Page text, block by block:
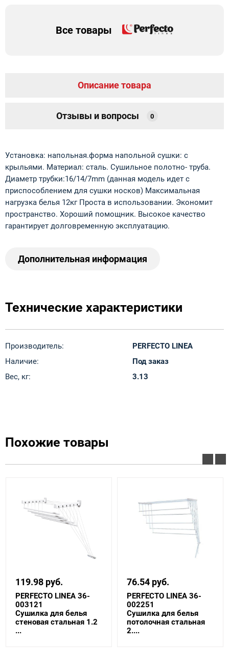
Все товары
Описание товара
Отзывы и вопросы 0
Установка: напольная.форма напольной сушки: с
крыльями. Материал: сталь. Сушильное полотно- труба.
Диаметр трубки:16/14/7mm (данная модель идет с
приспособлением для сушки носков) Максимальная
нагрузка белья 12кг Проста в использовании. Экономит
пространство. Хороший помощник. Высокое качество
гарантирует долговременную эксплуатацию.
Дополнительная информация
Технические характеристики
Производитель:
PERFECTO LINEA
Наличие:
Под заказ
Вес, кг:
3.13
Похожие товары
119.98 руб.
PERFECTO LINEA 36-
003121
Сушилка для белья
стеновая стальная 1.2
...
76.54 руб.
PERFECTO LINEA 36-
002251
Сушилка для белья
потолочная стальная
2....